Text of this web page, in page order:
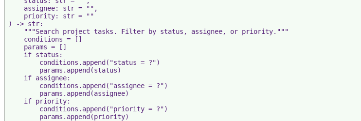
    assignee: str = "",
    priority: str = ""
) -> str:
    """Search project tasks. Filter by status, assignee, or priority."""
    conditions = []
    params = []
    if status:
        conditions.append("status = ?")
        params.append(status)
    if assignee:
        conditions.append("assignee = ?")
        params.append(assignee)
    if priority:
        conditions.append("priority = ?")
        params.append(priority)